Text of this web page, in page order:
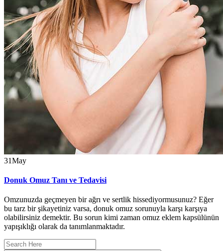
31May
Donuk Omuz Tanı ve Tedavisi
Omzunuzda geçmeyen bir ağrı ve sertlik hissediyormusunuz? Eğer
bu tarz bir şikayetiniz varsa, donuk omuz sorunuyla karşı karşıya
olabilirsiniz demektir. Bu sorun kimi zaman omuz eklem kapsülünün
yapışıklığı olarak da tanımlanmaktadır.